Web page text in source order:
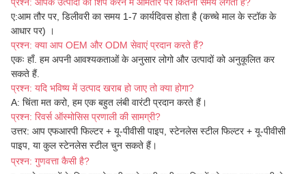
प्रश्न: आपके उत्पादों को शिप करने में आमतौर पर कितना समय लगता है?
ए:आम तौर पर, डिलीवरी का समय 1-7 कार्यदिवस होता है (कच्चे माल के स्टॉक के
आधार पर) ।
प्रश्न: क्या आप OEM और ODM सेवाएं प्रदान करते हैं?
एकः हाँ. हम अपनी आवश्यकताओं के अनुसार लोगो और उत्पादों को अनुकूलित कर
सकते हैं.
प्रश्न: यदि भविष्य में उत्पाद खराब हो जाए तो क्या होगा?
A: चिंता मत करो, हम एक बहुत लंबी वारंटी प्रदान करते हैं।
प्रश्न: रिवर्स ऑस्मोसिस प्रणाली की सामग्री?
उत्तर: आप एफआरपी फिल्टर + यू-पीवीसी पाइप, स्टेनलेस स्टील फिल्टर + यू-पीवीसी
पाइप, या कुल स्टेनलेस स्टील चुन सकते हैं।
प्रश्न: गुणवत्ता कैसी है?